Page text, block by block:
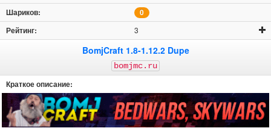
0
3
BomjCraft 1.8-1.12.2 Dupe
bomjmc.ru